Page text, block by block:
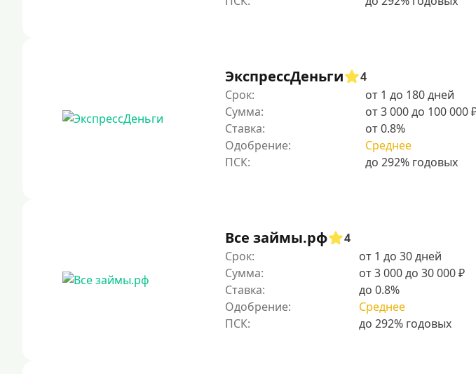
ЭкспрессДеньги
4
Срок:
от 1 до 180 дней
Сумма:
от 3 000 до 100 000
Ставка:
от 0.8%
Одобрение:
Среднее
Все займы.рф
4
Срок:
от 1 до 30 дней
Сумма:
от 3 000 до 30 000 ₽
Ставка:
до 0.8%
Одобрение:
Среднее